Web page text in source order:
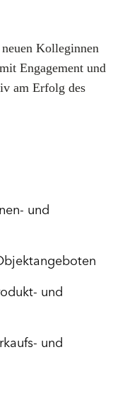
Kolleginnen
Engagement und
am Erfolg des
und
und
und